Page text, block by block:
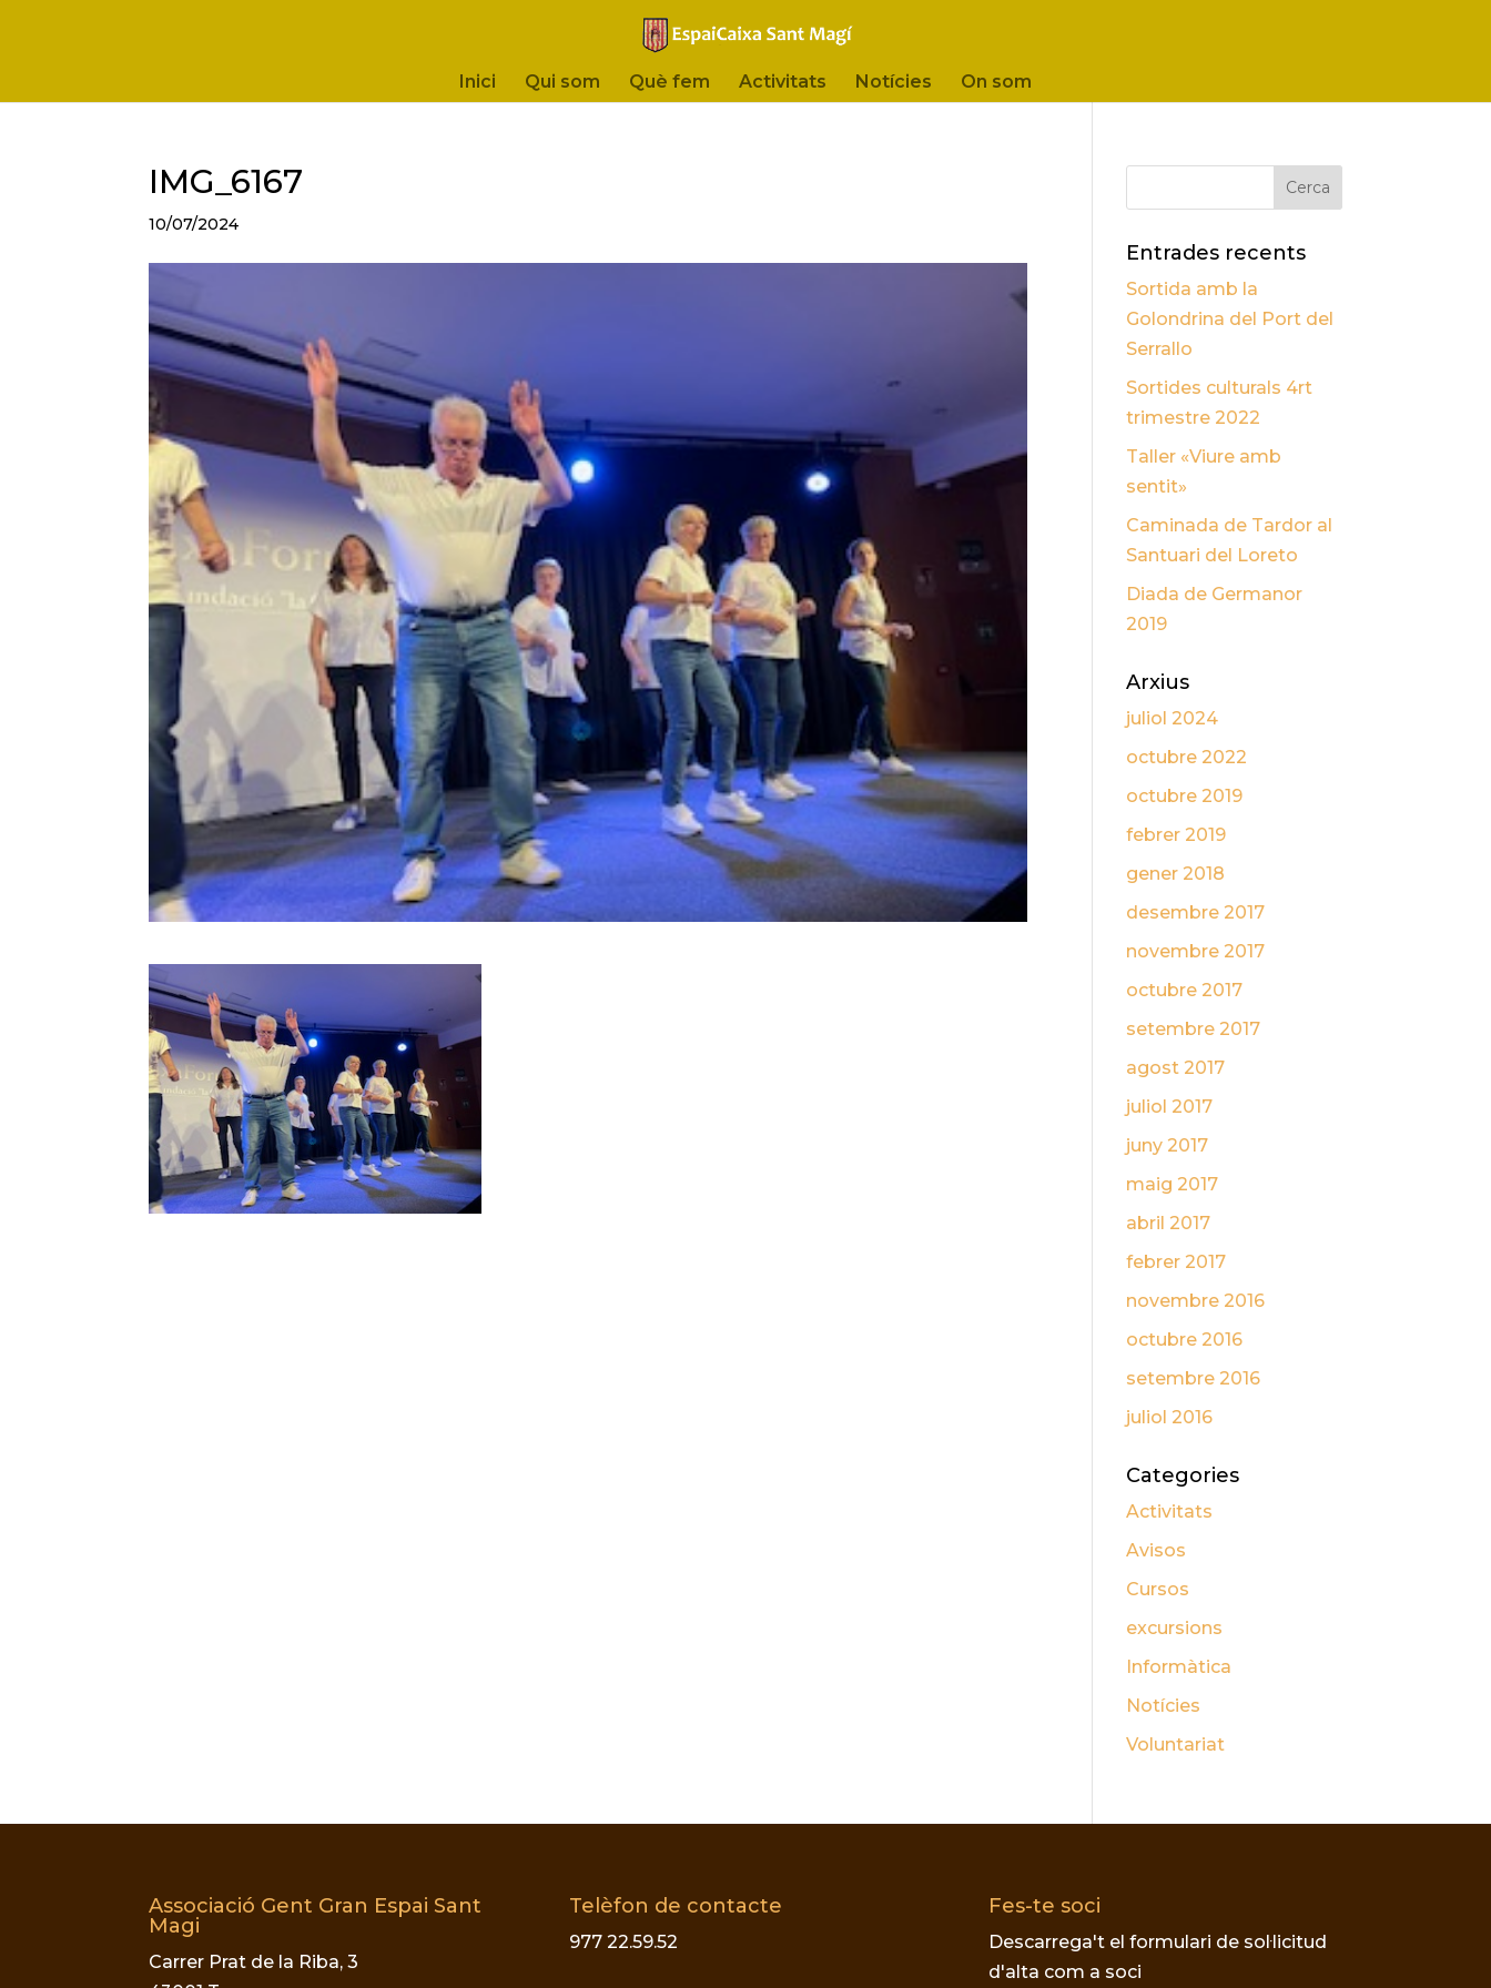
Inici Qui som Què fem Activitats Notícies On som
IMG_6167
10/07/2024
Entrades recents
Sortida amb la
Golondrina del Port del
Serrallo
Sortides culturals 4rt
trimestre 2022
Taller «Viure amb
sentit»
Caminada de Tardor al
Santuari del Loreto
Diada de Germanor
2019
Arxius
juliol 2024
octubre 2022
octubre 2019
febrer 2019
gener 2018
desembre 2017
novembre 2017
octubre 2017
setembre 2017
agost 2017
juliol 2017
juny 2017
maig 2017
abril 2017
febrer 2017
novembre 2016
octubre 2016
setembre 2016
juliol 2016
Categories
Activitats
Avisos
Cursos
excursions
Informàtica
Notícies
Voluntariat
Associació Gent Gran Espai Sant
Magi
Carrer Prat de la Riba, 3
Telèfon de contacte
977 22.59.52
Fes-te soci
Descarrega't el formulari de sol·licitud
d'alta com a soci